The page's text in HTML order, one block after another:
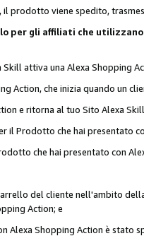
prodotto viene spedito,
per gli affiliati che
attiva una Alexa Shopping
Action, che inizia quando un
e ritorna al tuo Sito Alexa
il Prodotto che hai presentato
che hai presentato con
del cliente nell'ambito
Action; e
Shopping Action è stato